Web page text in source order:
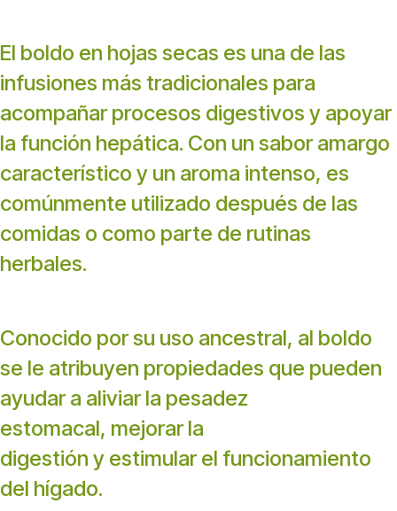
El boldo en hojas secas es una de las
infusiones más tradicionales para
acompañar procesos digestivos y apoyar
la función hepática. Con un sabor amargo
característico y un aroma intenso, es
comúnmente utilizado después de las
comidas o como parte de rutinas
herbales.
Conocido por su uso ancestral, al boldo
se le atribuyen propiedades que pueden
ayudar a aliviar la pesadez
estomacal, mejorar la
digestión y estimular el funcionamiento
del hígado.